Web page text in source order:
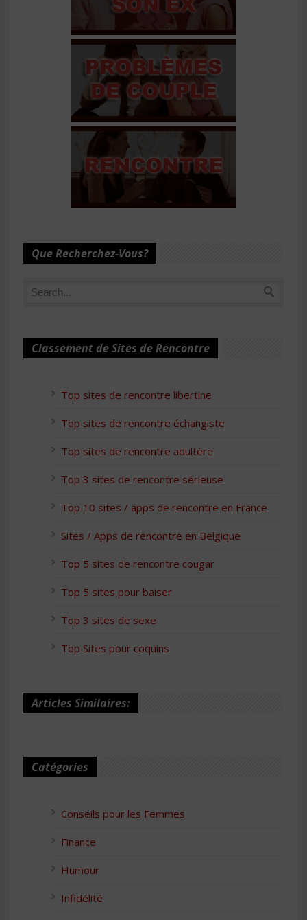
Que Recherchez-Vous?
Classement de Sites de Rencontre
Top sites de rencontre libertine
Top sites de rencontre échangiste
Top sites de rencontre adultère
Top 3 sites de rencontre sérieuse
Top 10 sites / apps de rencontre en France
Sites / Apps de rencontre en Belgique
Top 5 sites de rencontre cougar
Top 5 sites pour baiser
Top 3 sites de sexe
Top Sites pour coquins
Articles Similaires:
Catégories
Conseils pour les Femmes
Finance
Humour
Infidélité